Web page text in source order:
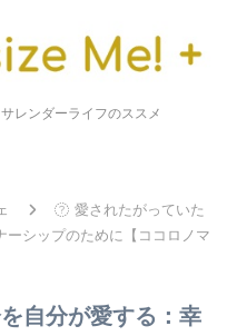
レンダーライフのススメ
愛されたがっていた
ーシップのために【ココロノマ
自分が愛する：幸